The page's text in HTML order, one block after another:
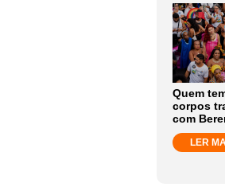
Quem
corpos
com
LER